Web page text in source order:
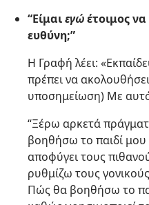
“Είμαιεγώέτοιμος
ευθύνη;”
Η Γραφή λέει:
πρέπει να
υποσημείωση) Με
“Ξέρω αρκετά
βοηθήσω το παιδί μου
αποφύγει τους
ρυθμίζω τους
Πώς θα βοηθήσω το